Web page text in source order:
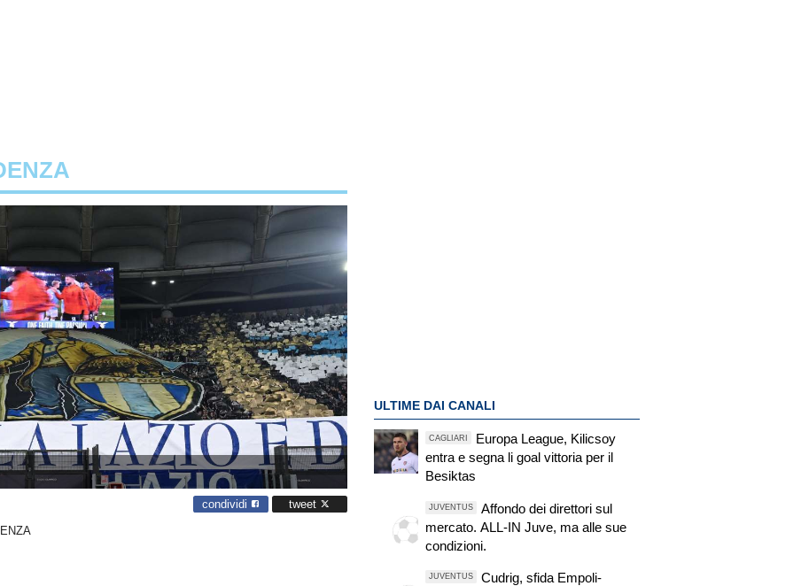
condividi tweet
ULTIME DAI CANALI
CAGLIARI
Europa League, Kilicsoy
entra e segna li goal vittoria per il
Besiktas
JUVENTUS
Affondo dei direttori sul
mercato. ALL-IN Juve, ma alle sue
condizioni.
JUVENTUS
Cudrig, sfida Empoli-